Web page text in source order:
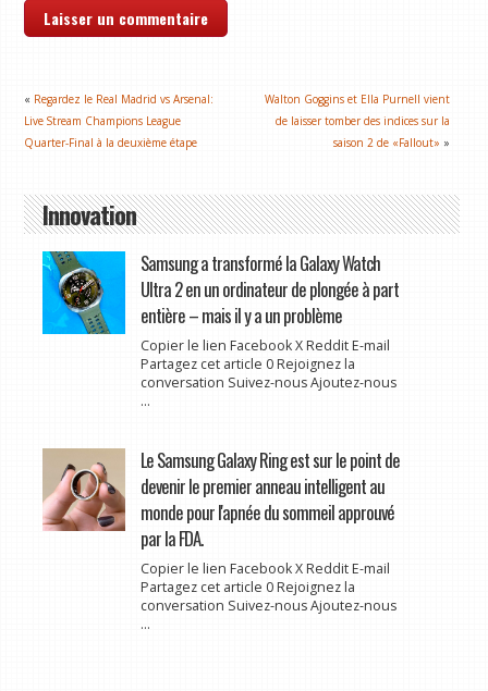
« Regardez le Real Madrid vs Arsenal:
Live Stream Champions League
Quarter-Final à la deuxième étape
Walton Goggins et Ella Purnell vient
de laisser tomber des indices sur la
saison 2 de «Fallout» »
Innovation
Samsung a transformé la Galaxy Watch
Ultra 2 en un ordinateur de plongée à part
entière – mais il y a un problème
Copier le lien Facebook X Reddit E-mail
Partagez cet article 0 Rejoignez la
conversation Suivez-nous Ajoutez-nous
...
Le Samsung Galaxy Ring est sur le point de
devenir le premier anneau intelligent au
monde pour l'apnée du sommeil approuvé
par la FDA.
Copier le lien Facebook X Reddit E-mail
Partagez cet article 0 Rejoignez la
conversation Suivez-nous Ajoutez-nous
...